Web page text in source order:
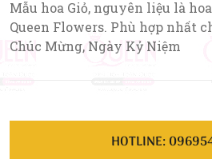
Mẫu hoa Giỏ, nguyên liệu là
Queen Flowers. Phù hợp nhất
Chúc Mừng, Ngày Kỷ Niệm
HOTLINE: